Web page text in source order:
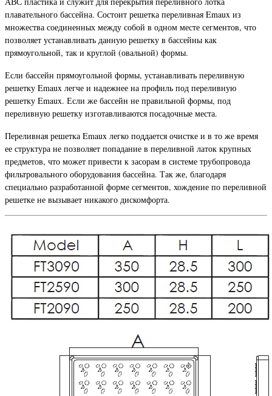
плавательного бассейна. Состоит решетка переливная Emaux из
множества соединенных между собой в одном месте сегментов, что
позволяет устанавливать данную решетку в бассейны как
прямоугольной, так и круглой (овальной) формы.
Если бассейн прямоугольной формы, устанавливать переливную
решетку Emaux легче и надежнее на профиль под переливную
решетку Emaux. Если же бассейн не правильной формы, под
переливную решетку изготавливаются посадочные места.
Переливная решетка Emaux легко поддается очистке и в то же время
ее структура не позволяет попадание в переливной латок крупных
предметов, что может привести к засорам в системе трубопровода
фильтровального оборудования бассейна. Так же, благодаря
специально разработанной форме сегментов, хождение по переливной
решетке не вызывает никакого дискомфорта.